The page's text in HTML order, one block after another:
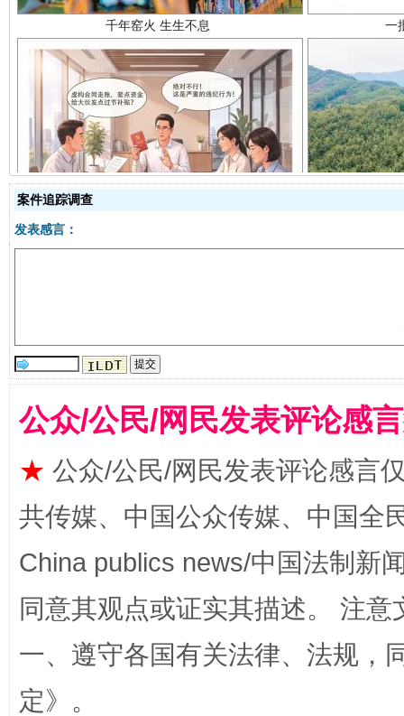
揭开“小金库”的免责幌子
案件追踪调查
发表感言：
公众/公民/网民发表评论感
★ 公众/公民/网民发表评论感言
共传媒、中国公众传媒、中国全
China publics news/中国法制新
同意其观点或证实其描述。 注
一、遵守各国有关法律、法规，
定》。